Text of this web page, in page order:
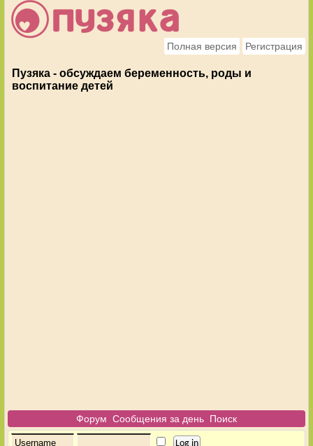
Полная версия Регистрация
Пузяка - обсуждаем беременность, роды и
воспитание детей
Форум Сообщения за день Поиск